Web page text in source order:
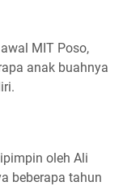
MIT Poso,
anak buahnya
oleh Ali
beberapa tahun